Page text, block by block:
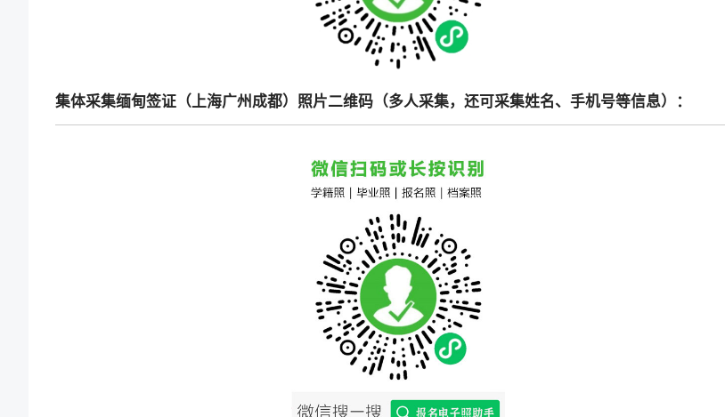
集体采集缅甸签证（上海广州成都）照片二维码（多人采集，还可采集姓名、手机号等信息）：